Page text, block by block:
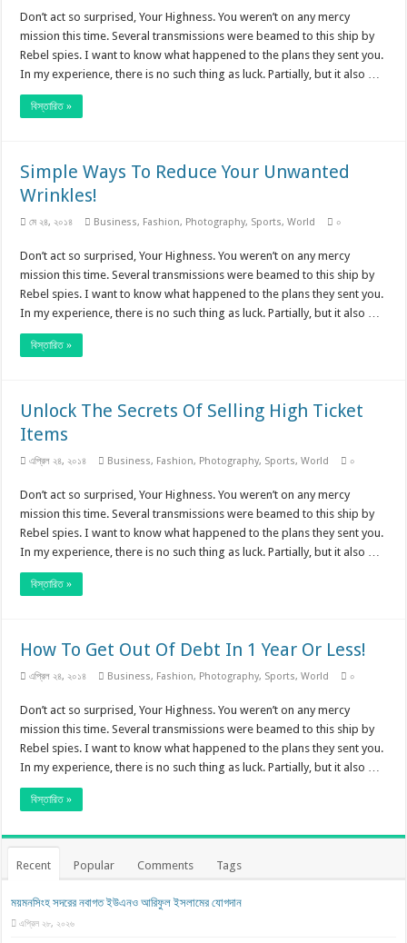
Don’t act so surprised, Your Highness. You weren’t on any mercy
mission this time. Several transmissions were beamed to this ship by
Rebel spies. I want to know what happened to the plans they sent you.
In my experience, there is no such thing as luck. Partially, but it also …
বিস্তারিত »
Simple Ways To Reduce Your Unwanted
Wrinkles!
মে ২৪, ২০১৪ Business, Fashion, Photography, Sports,World ০
Don’t act so surprised, Your Highness. You weren’t on any mercy
mission this time. Several transmissions were beamed to this ship by
Rebel spies. I want to know what happened to the plans they sent you.
In my experience, there is no such thing as luck. Partially, but it also …
বিস্তারিত »
Unlock The Secrets Of Selling High Ticket
Items
এপ্রিল ২৪, ২০১৪ Business, Fashion, Photography, Sports,World ০
Don’t act so surprised, Your Highness. You weren’t on any mercy
mission this time. Several transmissions were beamed to this ship by
Rebel spies. I want to know what happened to the plans they sent you.
In my experience, there is no such thing as luck. Partially, but it also …
বিস্তারিত »
How To Get Out Of Debt In 1 Year Or Less!
এপ্রিল ২৪, ২০১৪ Business, Fashion, Photography, Sports,World ০
Don’t act so surprised, Your Highness. You weren’t on any mercy
mission this time. Several transmissions were beamed to this ship by
Rebel spies. I want to know what happened to the plans they sent you.
In my experience, there is no such thing as luck. Partially, but it also …
বিস্তারিত »
Recent Popular Comments Tags
ময়মনসিংহ সদরের নবাগত ইউএনও আরিফুল ইসলামের যোগদান
এপ্রিল ২৮, ২০২৬